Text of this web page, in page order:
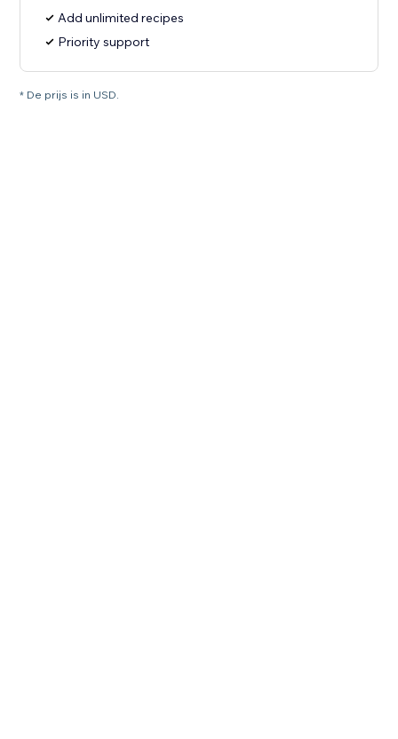
Add unlimited recipes
Priority support
* De prijs is in USD.